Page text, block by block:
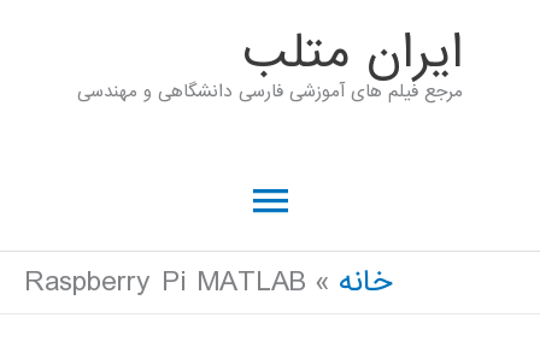
ايران متلب
مرجع فیلم های آموزشی فارسی دانشگاهی و مهندسی
فهرست
اصلی
خانه Raspberry Pi MATLAB